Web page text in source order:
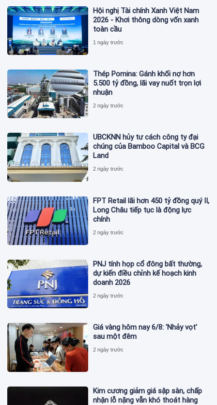
Hội nghị Tài chính Xanh Việt Nam
2026 - Khơi thông dòng vốn xanh
toàn cầu
1 ngày trước
Thép Pomina: Gánh khối nợ hơn
5.500 tỷ đồng, lãi vay nuốt trọn lợi
nhuận
2 ngày trước
UBCKNN hủy tư cách công ty đại
chúng của Bamboo Capital và BCG
Land
2 ngày trước
FPT Retail lãi hơn 450 tỷ đồng quý II,
Long Châu tiếp tục là động lực
chính
2 ngày trước
PNJ tính họp cổ đông bất thường,
dự kiến điều chỉnh kế hoạch kinh
doanh 2026
2 ngày trước
Giá vàng hôm nay 6/8: 'Nhảy vọt'
sau một đêm
2 ngày trước
Kim cương giảm giá sập sàn, chấp
nhận lỗ nặng vẫn khó thoát hàng